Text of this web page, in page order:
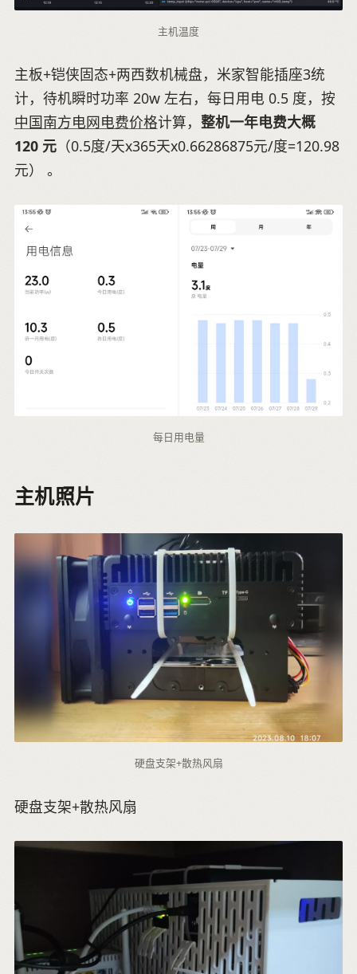
主机温度
主板+铠侠固态+两西数机械盘，米家智能插座3统
计，待机瞬时功率 20w 左右，每日用电 0.5 度，按
中国南方电网电费价格计算， 整机一年电费大概
120 元（0.5度/天x365天x0.66286875元/度=120.98
元） 。
每日用电量
主机照片
硬盘支架+散热风扇
硬盘支架+散热风扇